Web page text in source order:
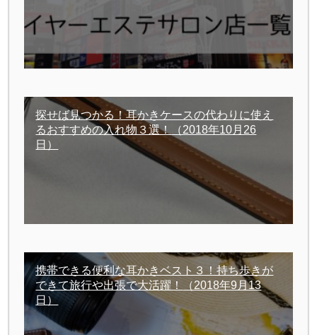
探せば見つかる！耳かきケースの代わりに使え
るおすすめの入れ物３選！
（2018年10月26
日）
携帯できる便利な耳かきベスト３！持ち歩きが
できて旅行や出張で大活躍！
（2018年9月13
日）